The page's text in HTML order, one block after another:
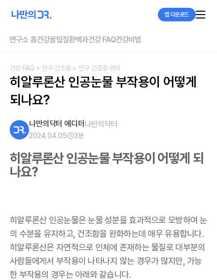
앱 다운로드
연구소 홈건강꿀팁질환백과건강 FAQ건강비법
건강 FAQ > 안구 건조증> 안구 건조증 관리
히알루론산 인공눈물 부작용이 어떻게
되나요?
나만의닥터 에디터 나만의닥터
2024.04.05 3분
히알루론산 인공눈물 부작용이 어떻게 되
나요?
히알루론산 인공눈물은 눈물 성분을 효과적으로 모방하여 눈
의 수분을 유지하고, 건조함을 완화하는데 매우 유용합니다.
히알루론산은 자연적으로 인체에 존재하는 물질로 대부분의
사람들에게서 부작용이 나타나지 않는 경우가 많지만, 가능
한 부작용의 경우는 아래와 같습니다.